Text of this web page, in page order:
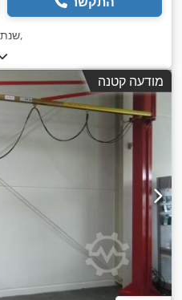
שנת,
מודעה קטנה